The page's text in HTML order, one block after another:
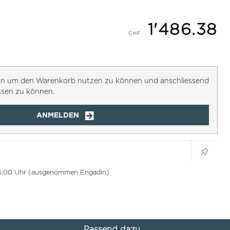
1'486.38
um den Warenkorb nutzen zu können und anschliessend
zu können.
ANMELDEN
Uhr (ausgenommen Engadin)